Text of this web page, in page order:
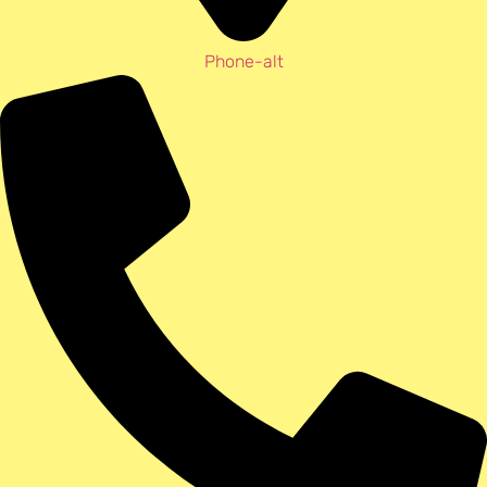
Phone-alt